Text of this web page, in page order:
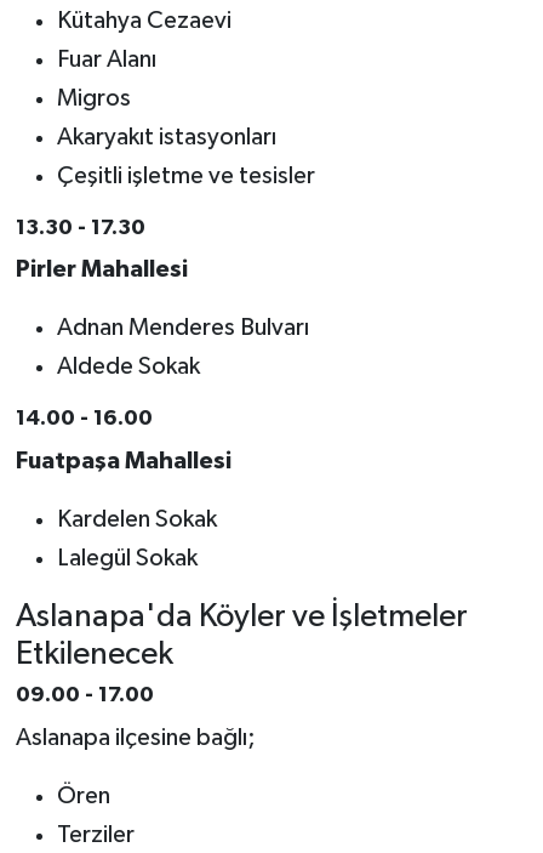
Kütahya Cezaevi
Fuar Alanı
Migros
Akaryakıt istasyonları
Çeşitli işletme ve tesisler
13.30 - 17.30
Pirler Mahallesi
Adnan Menderes Bulvarı
Aldede Sokak
14.00 - 16.00
Fuatpaşa Mahallesi
Kardelen Sokak
Lalegül Sokak
Aslanapa'da Köyler ve İşletmeler
Etkilenecek
09.00 - 17.00
Aslanapa ilçesine bağlı;
Ören
Terziler